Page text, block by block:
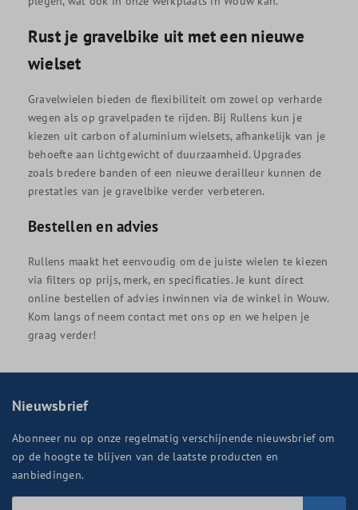
Rust je gravelbike uit met een nieuwe
wielset
Gravelwielen bieden de flexibiliteit om zowel op verharde
wegen als op gravelpaden te rijden. Bij Rullens kun je
kiezen uit carbon of aluminium wielsets, afhankelijk van je
behoefte aan lichtgewicht of duurzaamheid. Upgrades
zoals bredere banden of een nieuwe derailleur kunnen de
prestaties van je gravelbike verder verbeteren.
Bestellen en advies
Rullens maakt het eenvoudig om de juiste wielen te kiezen
via filters op prijs, merk, en specificaties. Je kunt direct
online bestellen of advies inwinnen via de winkel in Wouw.
Kom langs of neem contact met ons op en we helpen je
graag verder!
Nieuwsbrief
Abonneer nu op onze regelmatig verschijnende nieuwsbrief om
op de hoogte te blijven van de laatste producten en
aanbiedingen.